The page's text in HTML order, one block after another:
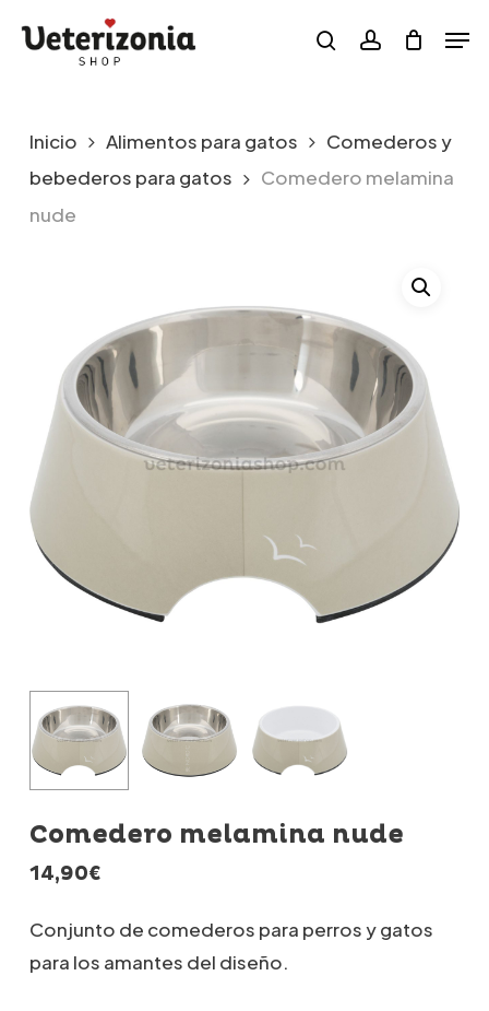
searchaccount
Inicio Alimentos para gatos
Comederos y
bebederos para gatos
Comedero melamina
nude
Comedero melamina nude
14,90€
Conjunto de comederos para perros y gatos
para los amantes del diseño.